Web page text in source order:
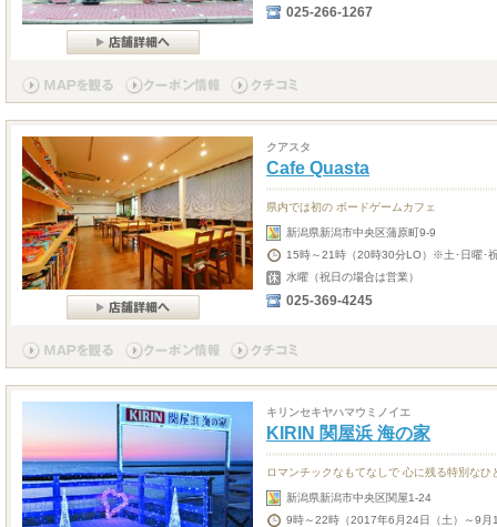
025-266-1267
クアスタ
Cafe Quasta
県内では初の ボードゲームカフェ
新潟県新潟市中央区蒲原町9-9
15時～21時（20時30分LO）※土･日曜･
水曜（祝日の場合は営業）
025-369-4245
キリンセキヤハマウミノイエ
KIRIN 関屋浜 海の家
ロマンチックなもてなしで 心に残る特別なひ
新潟県新潟市中央区関屋1-24
9時～22時（2017年6月24日（土）～9月